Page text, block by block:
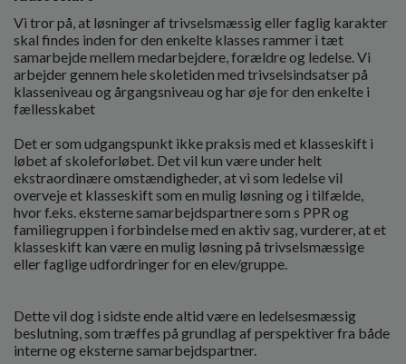
Vi tror på, at løsninger af trivselsmæssig eller faglig karakter
skal findes inden for den enkelte klasses rammer i tæt
samarbejde mellem medarbejdere, forældre og ledelse. Vi
arbejder gennem hele skoletiden med trivselsindsatser på
klasseniveau og årgangsniveau og har øje for den enkelte i
fællesskabet
Det er som udgangspunkt ikke praksis med et klasseskift i
løbet af skoleforløbet. Det vil kun være under helt
ekstraordinære omstændigheder, at vi som ledelse vil
overveje et klasseskift som en mulig løsning og i tilfælde,
hvor f.eks. eksterne samarbejdspartnere som s PPR og
familiegruppen i forbindelse med en aktiv sag, vurderer, at et
klasseskift kan være en mulig løsning på trivselsmæssige
eller faglige udfordringer for en elev/gruppe.
Dette vil dog i sidste ende altid være en ledelsesmæssig
beslutning, som træffes på grundlag af perspektiver fra både
interne og eksterne samarbejdspartner.